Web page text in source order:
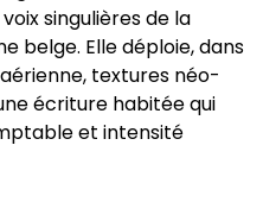
singulières de la
belge. Elle déploie, dans
textures néo-
écriture habitée qui
et intensité